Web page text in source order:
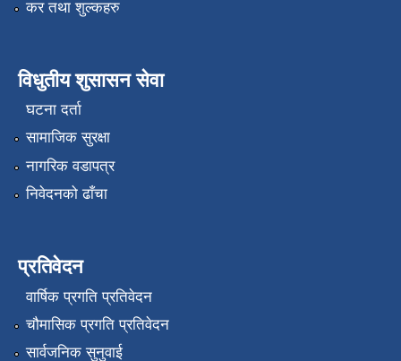
कर तथा शुल्कहरु
विधुतीय शुसासन सेवा
घटना दर्ता
सामाजिक सुरक्षा
नागरिक वडापत्र
निवेदनको ढाँचा
प्रतिवेदन
वार्षिक प्रगति प्रतिवेदन
चौमासिक प्रगति प्रतिवेदन
सार्वजनिक सुनुवाई